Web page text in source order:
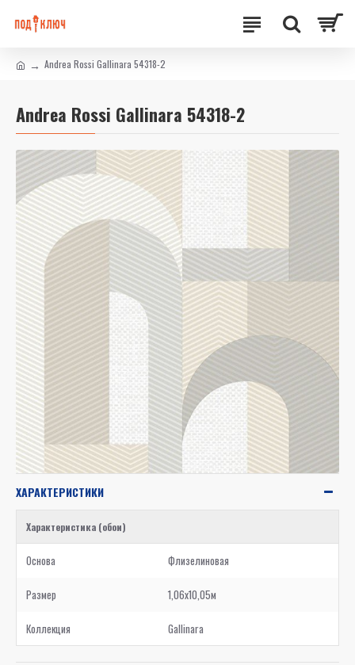
Andrea Rossi Gallinara 54318-2
Andrea Rossi Gallinara 54318-2
ХАРАКТЕРИСТИКИ
Характеристика (обои)
Основа Флизелиновая
Размер 1,06x10,05м
Коллекция Gallinara